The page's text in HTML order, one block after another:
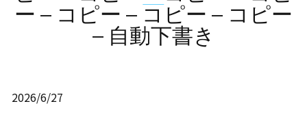
ー – コピー – コピー – コピー
– 自動下書き
2026/6/27